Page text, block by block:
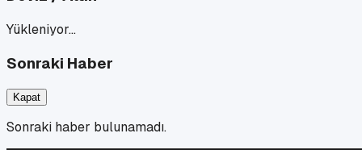
Yükleniyor…
Sonraki Haber
Kapat
Sonraki haber bulunamadı.